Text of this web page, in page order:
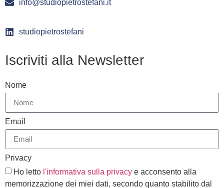
info@studiopietrostefani.it
studiopietrostefani
Iscriviti alla Newsletter
Nome
Email
Privacy
Ho letto l'informativa sulla privacy e acconsento alla
memorizzazione dei miei dati, secondo quanto stabilito dal